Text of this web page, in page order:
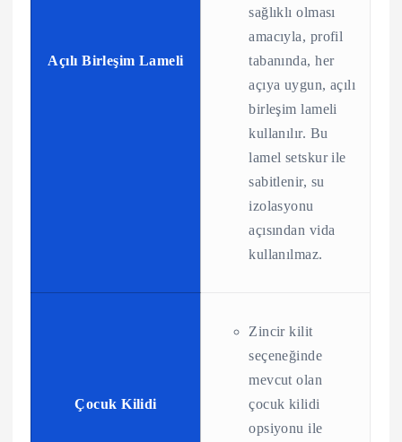
Açılı Birleşim Lameli
sağlıklı olması
amacıyla, profil
tabanında, her
açıya uygun, açılı
birleşim lameli
kullanılır. Bu
lamel setskur ile
sabitlenir, su
izolasyonu
açısından vida
kullanılmaz.
Çocuk Kilidi
Zincir kilit
seçeneğinde
mevcut olan
çocuk kilidi
opsiyonu ile